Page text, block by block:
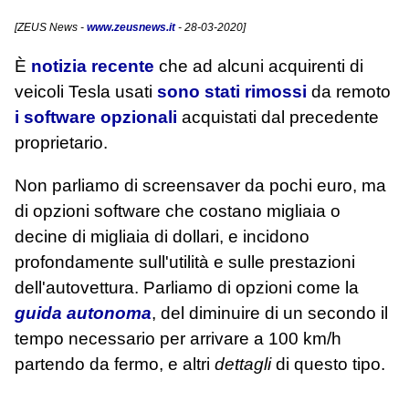
[ZEUS News - www.zeusnews.it- 28-03-2020]
È notizia recente che ad alcuni acquirenti di
veicoli Tesla usati sono stati rimossi da remoto
i software opzionali acquistati dal precedente
proprietario.
Non parliamo di screensaver da pochi euro, ma
di opzioni software che costano migliaia o
decine di migliaia di dollari, e incidono
profondamente sull'utilità e sulle prestazioni
dell'autovettura. Parliamo di opzioni come la
guida autonoma, del diminuire di un secondo il
tempo necessario per arrivare a 100 km/h
partendo da fermo, e altri dettaglidi questo tipo.